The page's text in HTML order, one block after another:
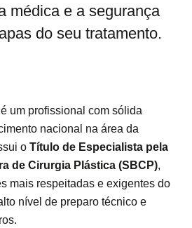
médica e a segurança
do seu tratamento.
um profissional com sólida
nacional na área da
o Título de Especialista pela
de Cirurgia Plástica (SBCP),
mais respeitadas e exigentes do
nível de preparo técnico e